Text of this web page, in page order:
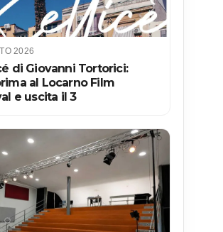
2026
di Giovanni Tortorici:
al Locarno Film
e uscita il 3